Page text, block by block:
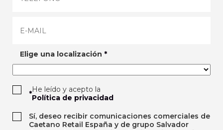
Elige una localización *
*He leído y acepto la
Política de privacidad
Sí, deseo recibir comunicaciones comerciales de
Caetano Retail España y de grupo Salvador